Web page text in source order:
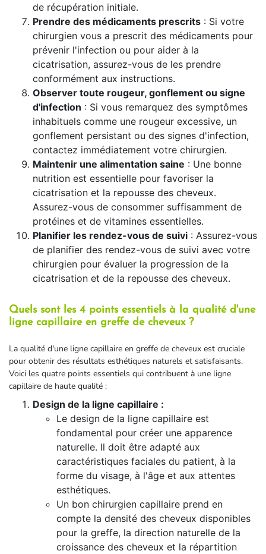
de récupération initiale.
Prendre des médicaments prescrits : Si votre
chirurgien vous a prescrit des médicaments pour
prévenir l'infection ou pour aider à la
cicatrisation, assurez-vous de les prendre
conformément aux instructions.
Observer toute rougeur, gonflement ou signe
d'infection : Si vous remarquez des symptômes
inhabituels comme une rougeur excessive, un
gonflement persistant ou des signes d'infection,
contactez immédiatement votre chirurgien.
Maintenir une alimentation saine : Une bonne
nutrition est essentielle pour favoriser la
cicatrisation et la repousse des cheveux.
Assurez-vous de consommer suffisamment de
protéines et de vitamines essentielles.
Planifier les rendez-vous de suivi : Assurez-vous
de planifier des rendez-vous de suivi avec votre
chirurgien pour évaluer la progression de la
cicatrisation et de la repousse des cheveux.
Quels sont les 4 points essentiels à la qualité d'une
ligne capillaire en greffe de cheveux ?
La qualité d'une ligne capillaire en greffe de cheveux est cruciale
pour obtenir des résultats esthétiques naturels et satisfaisants.
Voici les quatre points essentiels qui contribuent à une ligne
capillaire de haute qualité :
Design de la ligne capillaire :
Le design de la ligne capillaire est
fondamental pour créer une apparence
naturelle. Il doit être adapté aux
caractéristiques faciales du patient, à la
forme du visage, à l'âge et aux attentes
esthétiques.
Un bon chirurgien capillaire prend en
compte la densité des cheveux disponibles
pour la greffe, la direction naturelle de la
croissance des cheveux et la répartition